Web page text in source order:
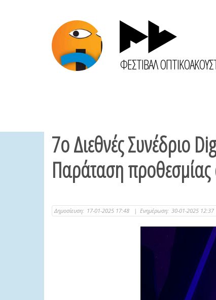
ΦΕΣΤΙΒΑΛ
7ο Διεθνές Συνέδριο
Παράταση
Δημοσίευση: 17-01-2025 17:48 | Ενημέρωση: 30-01-2025 12:37